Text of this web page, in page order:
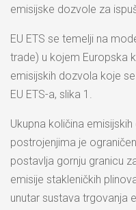
emisijske dozvole za
EU ETS se temelji na
trade) u kojem Europska
emisijskih dozvola koje
EU ETS-a, slika 1.
Ukupna količina
postrojenjima je
postavlja gornju granicu
emisije stakleničkih
unutar sustava trgovanja